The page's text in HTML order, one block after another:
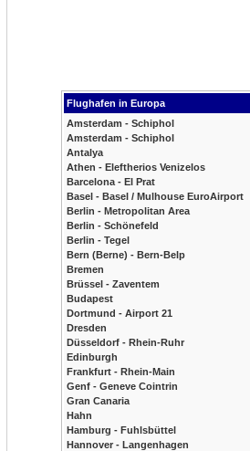
Flughafen in Europa
Amsterdam - Schiphol
Amsterdam - Schiphol
Antalya
Athen - Eleftherios Venizelos
Barcelona - El Prat
Basel - Basel / Mulhouse EuroAirport
Berlin - Metropolitan Area
Berlin - Schönefeld
Berlin - Tegel
Bern (Berne) - Bern-Belp
Bremen
Brüssel - Zaventem
Budapest
Dortmund - Airport 21
Dresden
Düsseldorf - Rhein-Ruhr
Edinburgh
Frankfurt - Rhein-Main
Genf - Geneve Cointrin
Gran Canaria
Hahn
Hamburg - Fuhlsbüttel
Hannover - Langenhagen